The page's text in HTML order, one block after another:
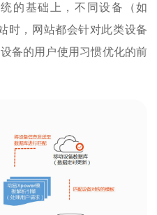
的基础上，不同设备（如
时，网站都会针对此类设备
备的用户使用习惯优化的前